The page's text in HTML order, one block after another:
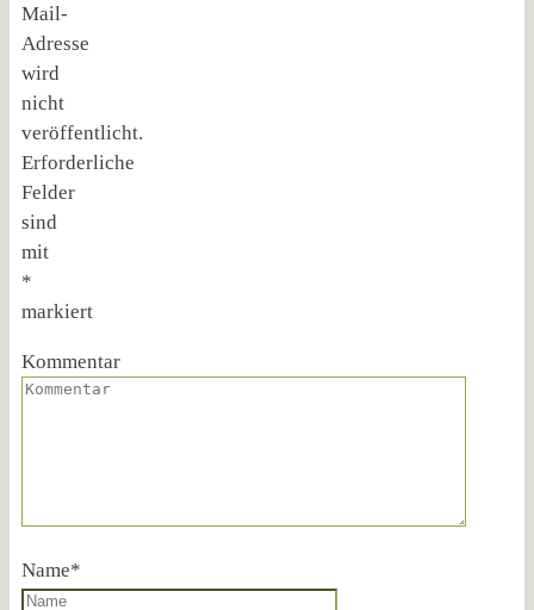
Mail-
Adresse
wird
nicht
veröffentlicht.
Erforderliche
Felder
sind
mit
*
markiert
Kommentar
Name*